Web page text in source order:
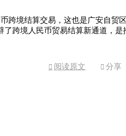
跨境结算交易，这也是广安自贸
跨境人民币贸易结算新通道，是
 阅读原文  分享